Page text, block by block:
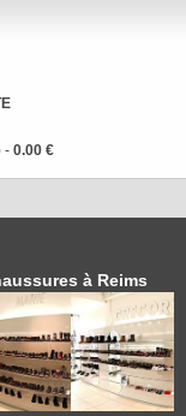
- 0.00 €
à Reims